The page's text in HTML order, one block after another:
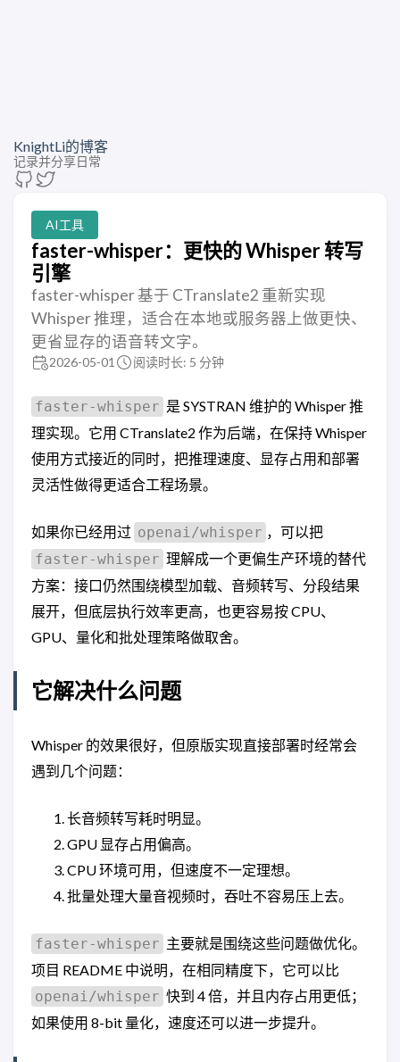
KnightLi的博客
记录并分享日常
AI工具
faster-whisper：更快的 Whisper 转写
引擎
faster-whisper 基于 CTranslate2 重新实现
Whisper 推理，适合在本地或服务器上做更快、
更省显存的语音转文字。
2026-05-01 阅读时长: 5 分钟
faster-whisper 是 SYSTRAN 维护的 Whisper 推
理实现。它用 CTranslate2 作为后端，在保持 Whisper
使用方式接近的同时，把推理速度、显存占用和部署
灵活性做得更适合工程场景。
如果你已经用过 openai/whisper ，可以把
faster-whisper 理解成一个更偏生产环境的替代
方案：接口仍然围绕模型加载、音频转写、分段结果
展开，但底层执行效率更高，也更容易按 CPU、
GPU、量化和批处理策略做取舍。
它解决什么问题
Whisper 的效果很好，但原版实现直接部署时经常会
遇到几个问题：
长音频转写耗时明显。
GPU 显存占用偏高。
CPU 环境可用，但速度不一定理想。
批量处理大量音视频时，吞吐不容易压上去。
faster-whisper 主要就是围绕这些问题做优化。
项目 README 中说明，在相同精度下，它可以比
openai/whisper 快到 4 倍，并且内存占用更低；
如果使用 8-bit 量化，速度还可以进一步提升。